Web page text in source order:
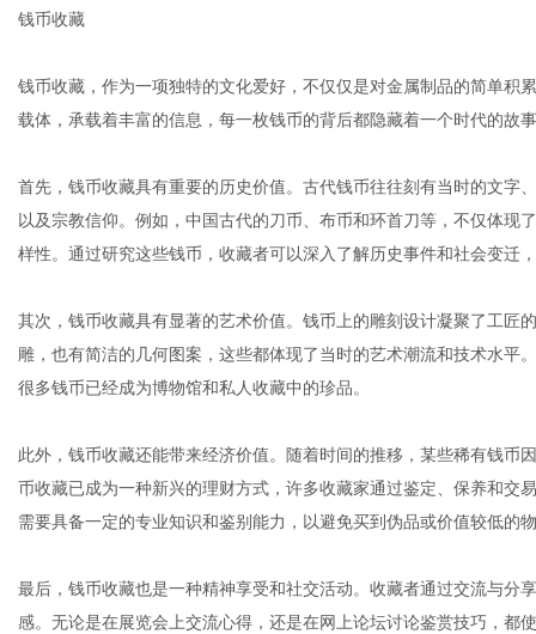
钱币收藏
钱币收藏，作为一项独特的文化爱好，不仅仅是对金属制品的简单积
载体，承载着丰富的信息，每一枚钱币的背后都隐藏着一个时代的故
首先，钱币收藏具有重要的历史价值。古代钱币往往刻有当时的文字
以及宗教信仰。例如，中国古代的刀币、布币和环首刀等，不仅体现
样性。通过研究这些钱币，收藏者可以深入了解历史事件和社会变迁
其次，钱币收藏具有显著的艺术价值。钱币上的雕刻设计凝聚了工匠
雕，也有简洁的几何图案，这些都体现了当时的艺术潮流和技术水平
很多钱币已经成为博物馆和私人收藏中的珍品。
此外，钱币收藏还能带来经济价值。随着时间的推移，某些稀有钱币
币收藏已成为一种新兴的理财方式，许多收藏家通过鉴定、保养和交
需要具备一定的专业知识和鉴别能力，以避免买到伪品或价值较低的
最后，钱币收藏也是一种精神享受和社交活动。收藏者通过交流与分
感。无论是在展览会上交流心得，还是在网上论坛讨论鉴赏技巧，都